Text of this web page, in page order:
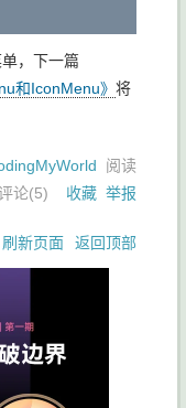
，下一篇
和IconMenu》 将
阅读
论(5) 收藏 举报
刷新页面 返回顶部